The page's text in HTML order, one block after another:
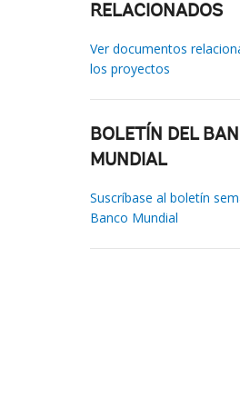
RELACIONADOS
Ver documentos
los proyectos
BOLETÍN DEL
MUNDIAL
Suscríbase al boletín
Banco Mundial